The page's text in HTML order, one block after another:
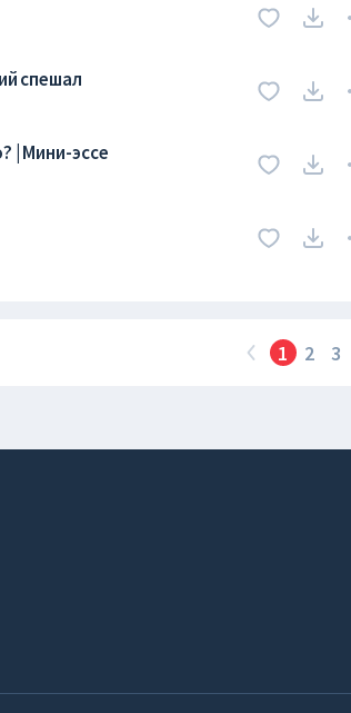
спешал
| Мини-эссе
1 2 3